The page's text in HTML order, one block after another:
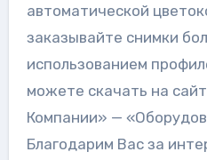
автоматической
заказывайте снимки
использованием
можете скачать на
Компании» —
Благодарим Вас за